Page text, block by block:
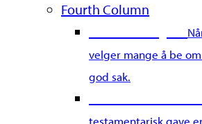
Fourth Column
velger mange å be
god sak.
testamentarisk gave